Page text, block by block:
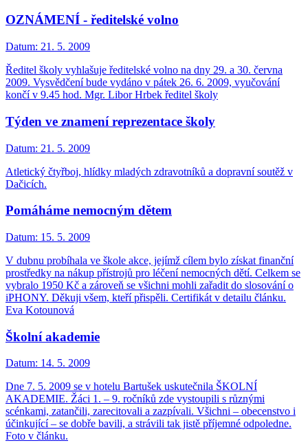
OZNÁMENÍ - ředitelské volno
Datum: 21. 5. 2009
Ředitel školy vyhlašuje ředitelské volno na dny 29. a 30. června
2009. Vysvědčení bude vydáno v pátek 26. 6. 2009, vyučování
končí v 9.45 hod. Mgr. Libor Hrbek ředitel školy
Týden ve znamení reprezentace školy
Datum: 21. 5. 2009
Atletický čtyřboj, hlídky mladých zdravotníků a dopravní soutěž v
Dačicích.
Pomáháme nemocným dětem
Datum: 15. 5. 2009
V dubnu probíhala ve škole akce, jejímž cílem bylo získat finanční
prostředky na nákup přístrojů pro léčení nemocných dětí. Celkem se
vybralo 1950 Kč a zároveň se všichni mohli zařadit do slosování o
iPHONY. Děkuji všem, kteří přispěli. Certifikát v detailu článku.
Eva Kotounová
Školní akademie
Datum: 14. 5. 2009
Dne 7. 5. 2009 se v hotelu Bartušek uskutečnila ŠKOLNÍ
AKADEMIE. Žáci 1. – 9. ročníků zde vystoupili s různými
scénkami, zatančili, zarecitovali a zazpívali. Všichni – obecenstvo i
účinkující – se dobře bavili, a strávili tak jistě příjemné odpoledne.
Foto v článku.